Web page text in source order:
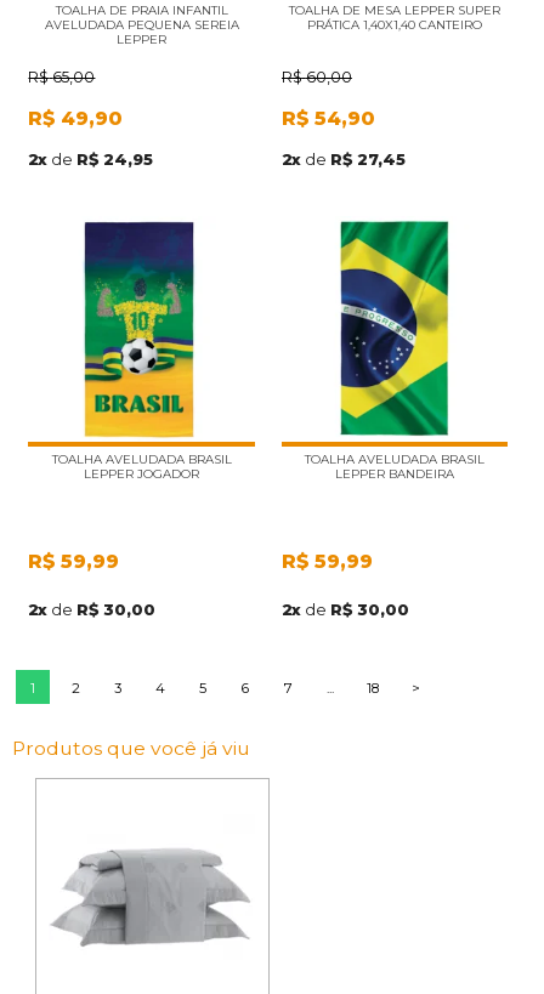
TOALHA DE PRAIA INFANTIL
AVELUDADA PEQUENA SEREIA
LEPPER
R$ 65,00
R$ 49,90
2x de R$ 24,95
TOALHA DE MESA LEPPER SUPER
PRÁTICA 1,40X1,40 CANTEIRO
R$ 60,00
R$ 54,90
2x de R$ 27,45
TOALHA AVELUDADA BRASIL
LEPPER JOGADOR
R$ 59,99
2x de R$ 30,00
TOALHA AVELUDADA BRASIL
LEPPER BANDEIRA
R$ 59,99
2x de R$ 30,00
1 2 3 4 5 6 7 ... 18 >
Produtos que você já viu